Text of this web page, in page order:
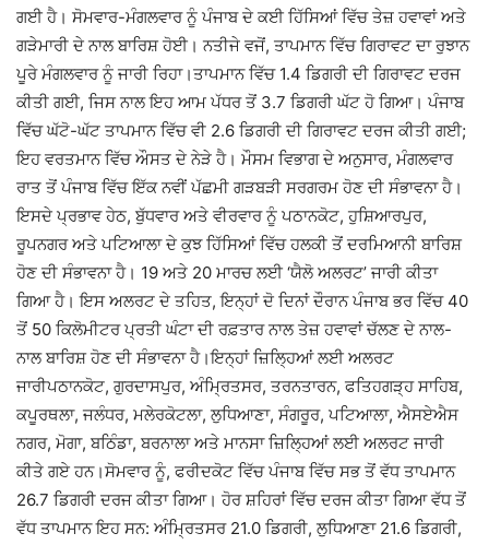
ਗਈ ਹੈ। ਸੋਮਵਾਰ-ਮੰਗਲਵਾਰ ਨੂੰ ਪੰਜਾਬ ਦੇ ਕਈ ਹਿੱਸਿਆਂ ਵਿੱਚ ਤੇਜ਼ ਹਵਾਵਾਂ ਅਤੇ
ਗੜੇਮਾਰੀ ਦੇ ਨਾਲ ਬਾਰਿਸ਼ ਹੋਈ। ਨਤੀਜੇ ਵਜੋਂ, ਤਾਪਮਾਨ ਵਿੱਚ ਗਿਰਾਵਟ ਦਾ ਰੁਝਾਨ
ਪੂਰੇ ਮੰਗਲਵਾਰ ਨੂੰ ਜਾਰੀ ਰਿਹਾ।ਤਾਪਮਾਨ ਵਿੱਚ 1.4 ਡਿਗਰੀ ਦੀ ਗਿਰਾਵਟ ਦਰਜ
ਕੀਤੀ ਗਈ, ਜਿਸ ਨਾਲ ਇਹ ਆਮ ਪੱਧਰ ਤੋਂ 3.7 ਡਿਗਰੀ ਘੱਟ ਹੋ ਗਿਆ। ਪੰਜਾਬ
ਵਿੱਚ ਘੱਟੋ-ਘੱਟ ਤਾਪਮਾਨ ਵਿੱਚ ਵੀ 2.6 ਡਿਗਰੀ ਦੀ ਗਿਰਾਵਟ ਦਰਜ ਕੀਤੀ ਗਈ;
ਇਹ ਵਰਤਮਾਨ ਵਿੱਚ ਔਸਤ ਦੇ ਨੇੜੇ ਹੈ। ਮੌਸਮ ਵਿਭਾਗ ਦੇ ਅਨੁਸਾਰ, ਮੰਗਲਵਾਰ
ਰਾਤ ਤੋਂ ਪੰਜਾਬ ਵਿੱਚ ਇੱਕ ਨਵੀਂ ਪੱਛਮੀ ਗੜਬੜੀ ਸਰਗਰਮ ਹੋਣ ਦੀ ਸੰਭਾਵਨਾ ਹੈ।
ਇਸਦੇ ਪ੍ਰਭਾਵ ਹੇਠ, ਬੁੱਧਵਾਰ ਅਤੇ ਵੀਰਵਾਰ ਨੂੰ ਪਠਾਨਕੋਟ, ਹੁਸ਼ਿਆਰਪੁਰ,
ਰੂਪਨਗਰ ਅਤੇ ਪਟਿਆਲਾ ਦੇ ਕੁਝ ਹਿੱਸਿਆਂ ਵਿੱਚ ਹਲਕੀ ਤੋਂ ਦਰਮਿਆਨੀ ਬਾਰਿਸ਼
ਹੋਣ ਦੀ ਸੰਭਾਵਨਾ ਹੈ। 19 ਅਤੇ 20 ਮਾਰਚ ਲਈ ‘ਯੈਲੋ ਅਲਰਟ’ ਜਾਰੀ ਕੀਤਾ
ਗਿਆ ਹੈ। ਇਸ ਅਲਰਟ ਦੇ ਤਹਿਤ, ਇਨ੍ਹਾਂ ਦੋ ਦਿਨਾਂ ਦੌਰਾਨ ਪੰਜਾਬ ਭਰ ਵਿੱਚ 40
ਤੋਂ 50 ਕਿਲੋਮੀਟਰ ਪ੍ਰਤੀ ਘੰਟਾ ਦੀ ਰਫ਼ਤਾਰ ਨਾਲ ਤੇਜ਼ ਹਵਾਵਾਂ ਚੱਲਣ ਦੇ ਨਾਲ-
ਨਾਲ ਬਾਰਿਸ਼ ਹੋਣ ਦੀ ਸੰਭਾਵਨਾ ਹੈ।ਇਨ੍ਹਾਂ ਜ਼ਿਲ੍ਹਿਆਂ ਲਈ ਅਲਰਟ
ਜਾਰੀਪਠਾਨਕੋਟ, ਗੁਰਦਾਸਪੁਰ, ਅੰਮ੍ਰਿਤਸਰ, ਤਰਨਤਾਰਨ, ਫਤਿਹਗੜ੍ਹ ਸਾਹਿਬ,
ਕਪੂਰਥਲਾ, ਜਲੰਧਰ, ਮਲੇਰਕੋਟਲਾ, ਲੁਧਿਆਣਾ, ਸੰਗਰੂਰ, ਪਟਿਆਲਾ, ਐਸਏਐਸ
ਨਗਰ, ਮੋਗਾ, ਬਠਿੰਡਾ, ਬਰਨਾਲਾ ਅਤੇ ਮਾਨਸਾ ਜ਼ਿਲ੍ਹਿਆਂ ਲਈ ਅਲਰਟ ਜਾਰੀ
ਕੀਤੇ ਗਏ ਹਨ।ਸੋਮਵਾਰ ਨੂੰ, ਫਰੀਦਕੋਟ ਵਿੱਚ ਪੰਜਾਬ ਵਿੱਚ ਸਭ ਤੋਂ ਵੱਧ ਤਾਪਮਾਨ
26.7 ਡਿਗਰੀ ਦਰਜ ਕੀਤਾ ਗਿਆ। ਹੋਰ ਸ਼ਹਿਰਾਂ ਵਿੱਚ ਦਰਜ ਕੀਤਾ ਗਿਆ ਵੱਧ ਤੋਂ
ਵੱਧ ਤਾਪਮਾਨ ਇਹ ਸਨ: ਅੰਮ੍ਰਿਤਸਰ 21.0 ਡਿਗਰੀ, ਲੁਧਿਆਣਾ 21.6 ਡਿਗਰੀ,